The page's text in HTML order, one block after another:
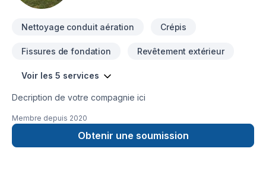
Nettoyage conduit aération Crépis
Fissures de fondation Revêtement extérieur
Voir les 5 services
Decription de votre compagnie ici
Membre depuis 2020
Obtenir une soumission